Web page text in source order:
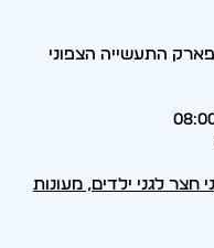
גנית פארק בע"מ, רח' האודם 6 פארק התעשייה הצפוני
חצר לגני ילדים, מעונות